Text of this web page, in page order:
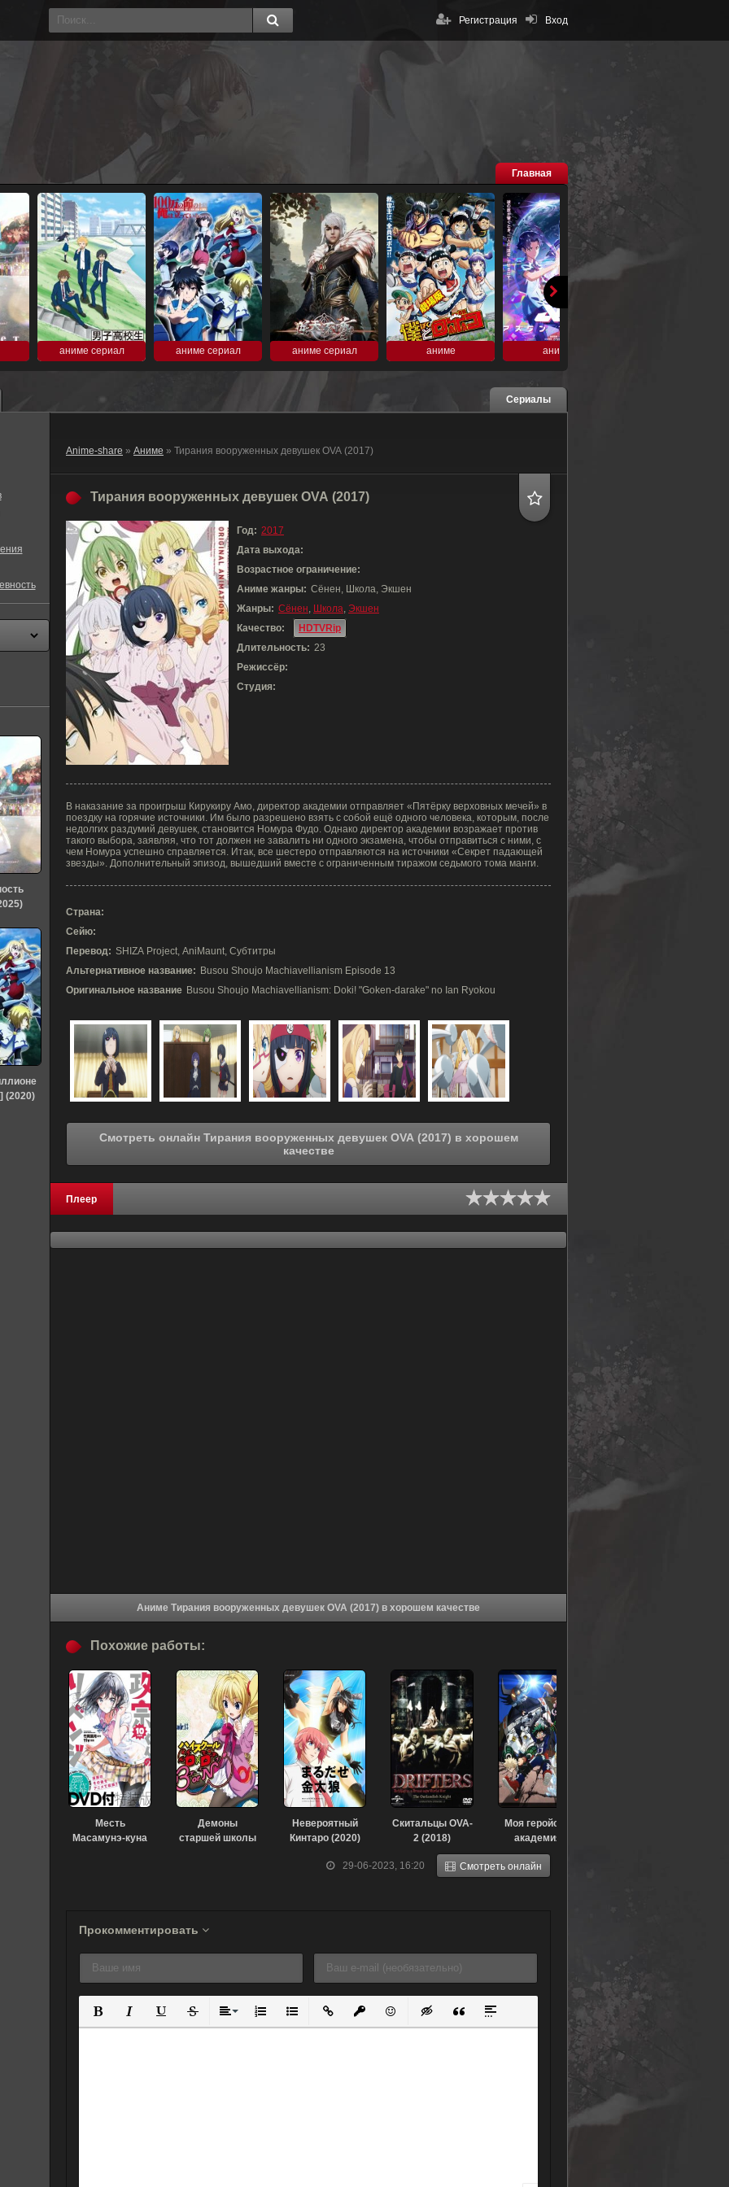
Вход
Регистрация
Главная
аниме сериал аниме сериал аниме сериал аниме аниме
Сериалы
Anime-share » Аниме » Тирания вооруженных девушек OVA (2017)
Тирания вооруженных девушек OVA (2017)
Год: 2017
Дата выхода:
Возрастное ограничение:
Аниме жанры: Сёнен, Школа, Экшен
Жанры: Сёнен, Школа, Экшен
Качество:
HDTVRip
Длительность: 23
Режиссёр:
Студия:
В наказание за проигрыш Кирукиру Амо, директор академии отправляет «Пятёрку верховных мечей» в
поездку на горячие источники. Им было разрешено взять с собой ещё одного человека, которым, после
недолгих раздумий девушек, становится Номура Фудо. Однако директор академии возражает против
такого выбора, заявляя, что тот должен не завалить ни одного экзамена, чтобы отправиться с ними, с
чем Номура успешно справляется. Итак, все шестеро отправляются на источники «Секрет падающей
звезды». Дополнительный эпизод, вышедший вместе с ограниченным тиражом седьмого тома манги.
Страна:
Сейю:
Перевод: SHIZA Project, AniMaunt, Субтитры
Альтернативное название: Busou Shoujo Machiavellianism Episode 13
Оригинальное название Busou Shoujo Machiavellianism: Doki! "Goken-darake" no Ian Ryokou
Смотреть онлайн Тирания вооруженных девушек OVA (2017) в хорошем
качестве
Плеер
Аниме Тирания вооруженных девушек OVA (2017) в хорошем качестве
29-06-2023, 16:20 Смотреть онлайн
Похожие работы:
Месть
Масамунэ-куна
Демоны
старшей школы
Невероятный
Кинтаро (2020)
Скитальцы OVA-
2 (2018)
Моя геройская
академия:
Тренировка
спасателей
Прокомментировать
Полужирный
КурсивПодчеркнутый
ЗачеркнутыйВыравнивание
Нумерованный список
Маркированный список
Вставить ссылку
Вставить защищенную ссылку
Вставить смайлик
Вставка скрытого текста
Вставка цитаты
Вставка спойлера
(2020)